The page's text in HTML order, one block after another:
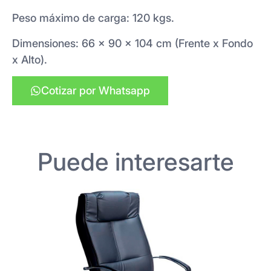
Peso máximo de carga: 120 kgs.
Dimensiones: 66 x 90 x 104 cm (Frente x Fondo
x Alto).
Cotizar por Whatsapp
Puede interesarte